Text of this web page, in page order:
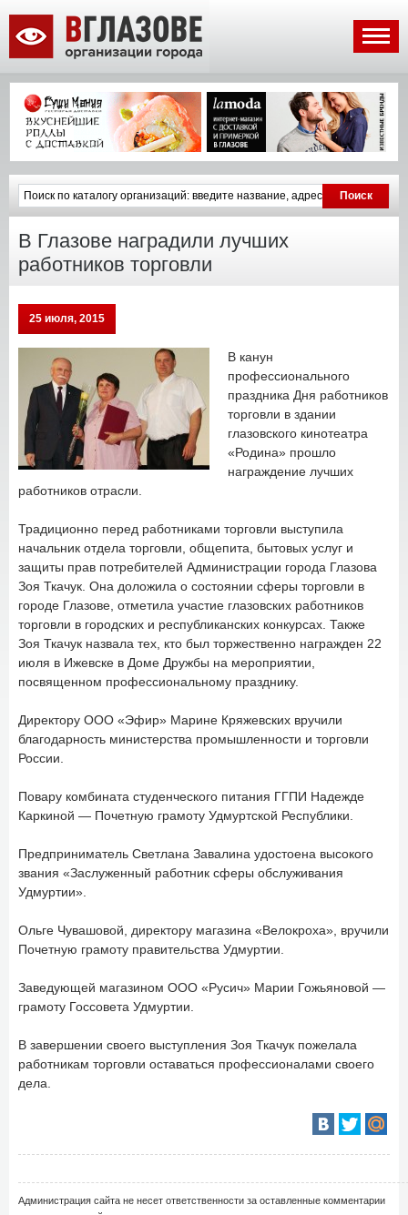
В Глазове наградили лучших
работников торговли
25 июля, 2015
В канун
профессионального
праздника Дня работников
торговли в здании
глазовского кинотеатра
«Родина» прошло
награждение лучших
работников отрасли.
Традиционно перед работниками торговли выступила
начальник отдела торговли, общепита, бытовых услуг и
защиты прав потребителей Администрации города Глазова
Зоя Ткачук. Она доложила о состоянии сферы торговли в
городе Глазове, отметила участие глазовских работников
торговли в городских и республиканских конкурсах. Также
Зоя Ткачук назвала тех, кто был торжественно награжден 22
июля в Ижевске в Доме Дружбы на мероприятии,
посвященном профессиональному празднику.
Директору ООО «Эфир» Марине Кряжевских вручили
благодарность министерства промышленности и торговли
России.
Повару комбината студенческого питания ГГПИ Надежде
Каркиной — Почетную грамоту Удмуртской Республики.
Предприниматель Светлана Завалина удостоена высокого
звания «Заслуженный работник сферы обслуживания
Удмуртии».
Ольге Чувашовой, директору магазина «Велокроха», вручили
Почетную грамоту правительства Удмуртии.
Заведующей магазином ООО «Русич» Марии Гожьяновой —
грамоту Госсовета Удмуртии.
В завершении своего выступления Зоя Ткачук пожелала
работникам торговли оставаться профессионалами своего
дела.
Администрация сайта не несет ответственности за оставленные комментарии